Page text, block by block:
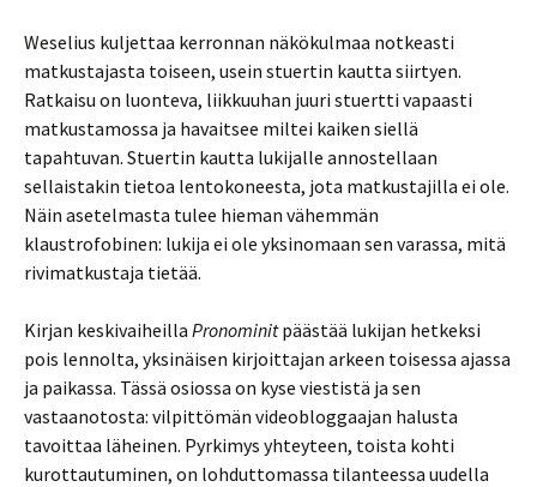
Weselius kuljettaa kerronnan näkökulmaa notkeasti
matkustajasta toiseen, usein stuertin kautta siirtyen.
Ratkaisu on luonteva, liikkuuhan juuri stuertti vapaasti
matkustamossa ja havaitsee miltei kaiken siellä
tapahtuvan. Stuertin kautta lukijalle annostellaan
sellaistakin tietoa lentokoneesta, jota matkustajilla ei ole.
Näin asetelmasta tulee hieman vähemmän
klaustrofobinen: lukija ei ole yksinomaan sen varassa, mitä
rivimatkustaja tietää.
Kirjan keskivaiheilla Pronominitpäästää lukijan hetkeksi
pois lennolta, yksinäisen kirjoittajan arkeen toisessa ajassa
ja paikassa. Tässä osiossa on kyse viestistä ja sen
vastaanotosta: vilpittömän videobloggaajan halusta
tavoittaa läheinen. Pyrkimys yhteyteen, toista kohti
kurottautuminen, on lohduttomassa tilanteessa uudella